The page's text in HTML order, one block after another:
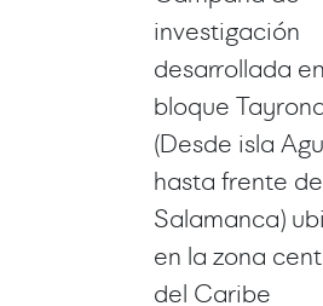
investigación
desarrollada
bloque
(Desde isla
hasta frente
Salamanca)
en la zona
del Caribe